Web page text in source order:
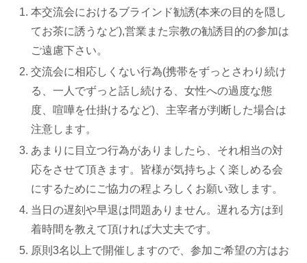
本交流会におけるブラインド勧誘(本来の目的を隠し
てお茶に誘うなど),営業また宗教の勧誘目的の参加は
ご遠慮下さい。
交流会に相応しくない行為(携帯をずっとさわり続け
る、一人でずっと話し続ける、女性への過度な態
度、喧嘩を仕掛けるなど)、主宰者が判断した場合は
注意します。
あまりに目立つ行為がありましたら、それ相当の対
応をさせて頂きます。皆様が気持ちよく楽しめる会
にするためにご協力の程よろしくお願い致します。
当日の遅刻や早退は問題ありません。遅れる方は到
着時間を教えて頂ければ大丈夫です。
原則3名以上で開催しますので、参加ご希望の方はお